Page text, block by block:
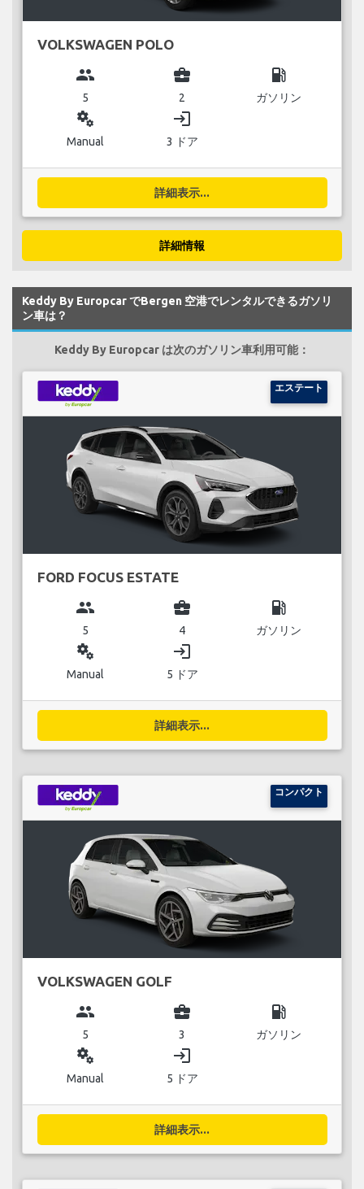
VOLKSWAGEN POLO
group
5
business_center
2
local_gas_station
ガソリン
miscellaneous_services
Manual
login
3 ドア
詳細表示...
詳細情報
Keddy By Europcar でBergen 空港でレンタルできるガソリ
ン車は？
Keddy By Europcar は次のガソリン車利用可能：
エステート
FORD FOCUS ESTATE
group
5
business_center
4
local_gas_station
ガソリン
miscellaneous_services
Manual
login
5 ドア
詳細表示...
コンパクト
VOLKSWAGEN GOLF
group
5
business_center
3
local_gas_station
ガソリン
miscellaneous_services
Manual
login
5 ドア
詳細表示...